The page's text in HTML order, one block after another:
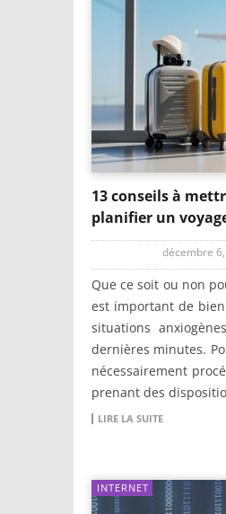
13 conseils à
planifier un
décembre
Que ce soit ou non
est important de
situations
dernières minutes.
nécessairement
prenant des
LIRE LA SUITE
INTERNET